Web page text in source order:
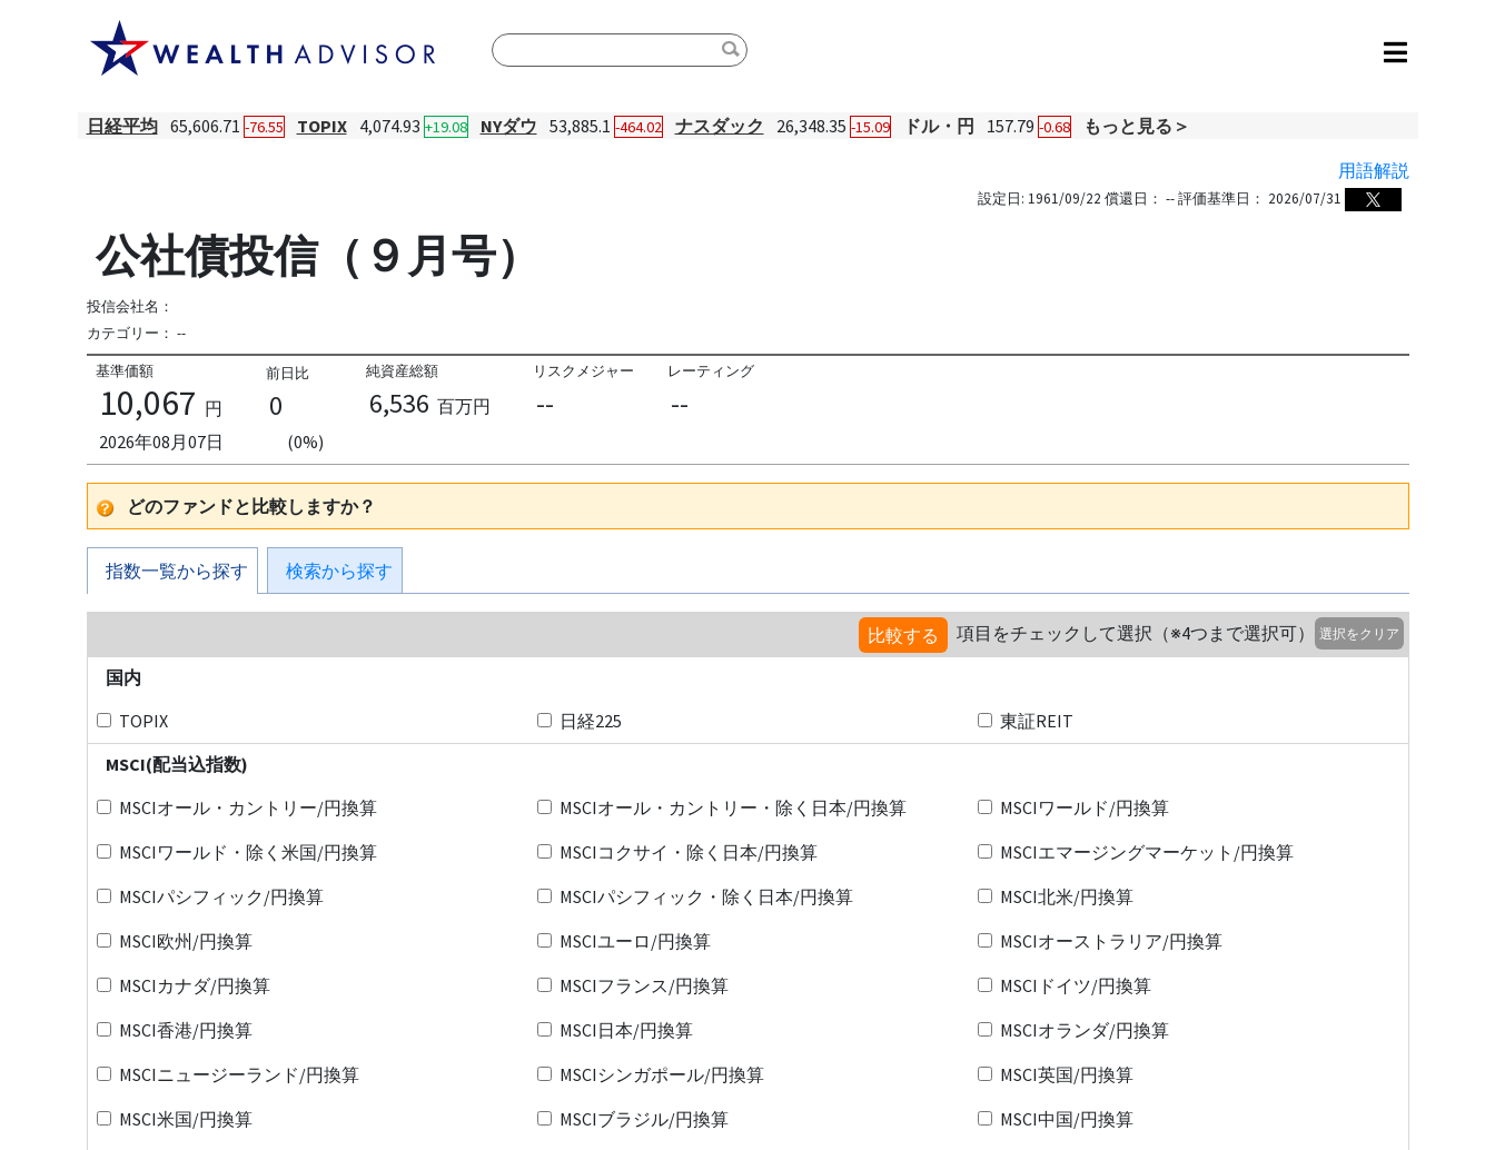
日経平均 65,606.71 -76.55 TOPIX 4,074.93 +19.08 NYダウ 53,885.1 -464.02 ナスダック 26,348.35 -15.09 ドル・円 157.79 -0.68
もっと見る＞
用語解説
設定日: 1961/09/22 償還日： -- 評価基準日： 2026/07/31
公社債投信（９月号）
投信会社名：
カテゴリー： --
基準価額
10,067 円
2026年08月07日
前日比
0
(0%)
純資産総額
6,536 百万円
リスクメジャー
--
レーティング
--
どのファンドと比較しますか？
指数一覧から探す 検索から探す
比較する 項目をチェックして選択（※4つまで選択可） 選択をクリア
国内
TOPIX
日経225
東証REIT
MSCI(配当込指数)
MSCIオール・カントリー/円換算
MSCIオール・カントリー・除く日本/円換算
MSCIワールド/円換算
MSCIワールド・除く米国/円換算
MSCIコクサイ・除く日本/円換算
MSCIエマージングマーケット/円換算
MSCIパシフィック/円換算
MSCIパシフィック・除く日本/円換算
MSCI北米/円換算
MSCI欧州/円換算
MSCIユーロ/円換算
MSCIオーストラリア/円換算
MSCIカナダ/円換算
MSCIフランス/円換算
MSCIドイツ/円換算
MSCI香港/円換算
MSCI日本/円換算
MSCIオランダ/円換算
MSCIニュージーランド/円換算
MSCIシンガポール/円換算
MSCI英国/円換算
MSCI米国/円換算
MSCIブラジル/円換算
MSCI中国/円換算